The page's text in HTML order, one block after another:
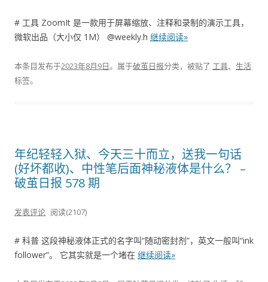
# 工具 ZoomIt 是一款用于屏幕缩放、注释和录制的演示工具，
微软出品（大小仅 1M） @weekly.h 继续阅读»
本条目发布于2023年8月9日。属于破茧日报分类，被贴了 工具、 生活
标签。
年纪轻轻入狱、今天三十而立，送我一句话
(好坏都收)、中性笔后面神秘液体是什么？ –
破茧日报 578 期
发表评论 阅读(2107)
# 科普 这段神秘液体正式的名字叫“随动密封剂”，英文一般叫“ink
follower”。 它其实就是一个堵在 继续阅读»